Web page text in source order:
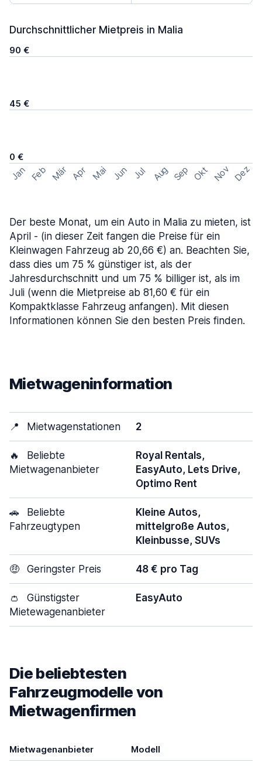
Durchschnittlicher Mietpreis in Malia
90 €
45 €
0 €
Jan Feb Mär Apr Mai Jun Jul Aug Sep Okt Nov Dez
Der beste Monat, um ein Auto in Malia zu mieten, ist
April - (in dieser Zeit fangen die Preise für ein
Kleinwagen Fahrzeug ab 20,66 €) an. Beachten Sie,
dass dies um 75 % günstiger ist, als der
Jahresdurchschnitt und um 75 % billiger ist, als im
Juli (wenn die Mietpreise ab 81,60 € für ein
Kompaktklasse Fahrzeug anfangen). Mit diesen
Informationen können Sie den besten Preis finden.
Mietwageninformation
📍 Mietwagenstationen 2
🔥
Beliebte
Mietwagenanbieter
Royal Rentals,
EasyAuto, Lets Drive,
Optimo Rent
🚗
Beliebte
Fahrzeugtypen
Kleine Autos,
mittelgroße Autos,
Kleinbusse, SUVs
🤑 Geringster Preis 48 € pro Tag
👛
Günstigster
Mietewagenanbieter
EasyAuto
Die beliebtesten
Fahrzeugmodelle von
Mietwagenfirmen
Mietwagenanbieter Modell